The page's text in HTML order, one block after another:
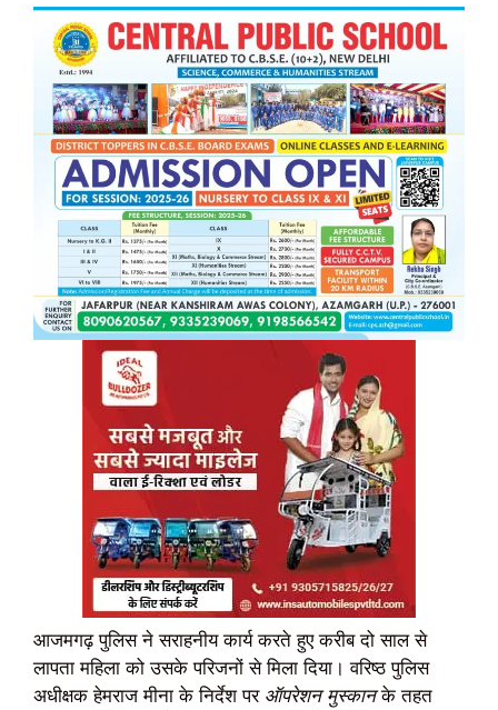
आजमगढ़ पुलिस ने सराहनीय कार्य करते हुए करीब दो साल से
लापता महिला को उसके परिजनों से मिला दिया। वरिष्ठ पुलिस
अधीक्षक हेमराज मीना के निर्देश पर ऑपरेशन मुस्कानके तहत